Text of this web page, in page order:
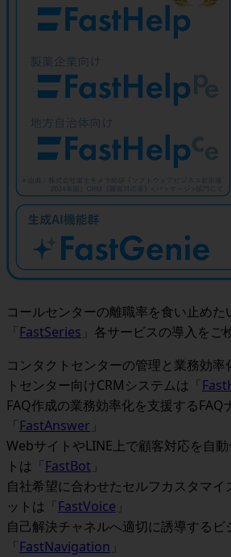
コールセンターの離職率を食い止め
「FastSeries 」各サービスの導入をご
コンタクトセンターの管理と業務効率
トセンター向けCRMシステムは「
FAQ作成の業務効率化を支援するFAQ
「FastAnswer
WebサイトやLINE上で顧客対応を自
トは「FastBot
自社希望に合わせたセルフカスタマ
ットは「FastVoice
自己解決チャネルへ適切に誘導するビ
「FastNavigation